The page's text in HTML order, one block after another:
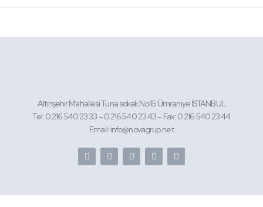
Altınşehir Mahallesi Tuna sokak No 15 Ümraniye İSTANBUL
Tel: 0 216 540 23 33 – 0 216 540 23 43 – Fax: 0 216 540 23 44
Email: info@novagrup.net